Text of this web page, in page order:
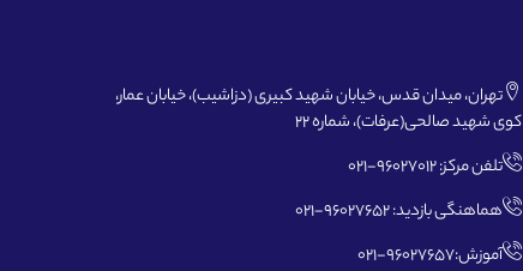
تهران، میدان قدس، خیابان شهید کبیری (دزاشیب)، خیابان عمار،
کوی شهید صالحی(عرفات)، شماره 22
تلفن مرکز: 96027012-021
هماهنگی بازدید: 96027652-021
آموزش:96027657-021